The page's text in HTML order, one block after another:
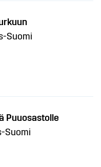
Suomi
Puuosastolle
Suomi